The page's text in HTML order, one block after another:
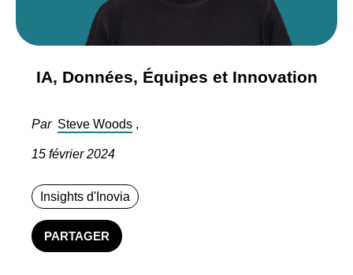
IA, Données, Équipes et Innovation
Par Steve Woods ,
15 février 2024
Insights d'Inovia
PARTAGER